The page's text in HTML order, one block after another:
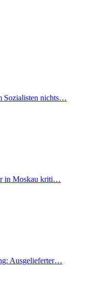
Sozialisten nichts…
in Moskau kriti…
Ausgelieferter…